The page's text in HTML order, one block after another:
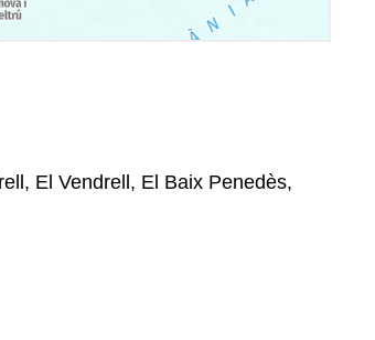
El Vendrell, El Baix Penedès,